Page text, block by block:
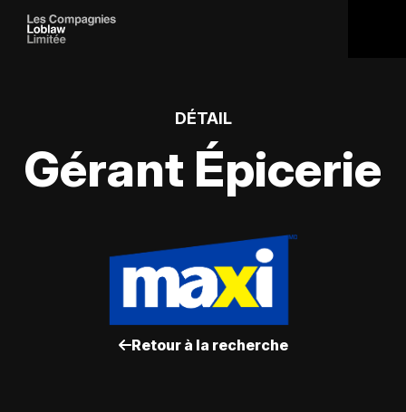
DÉTAIL
Gérant Épicerie
Retour à la recherche